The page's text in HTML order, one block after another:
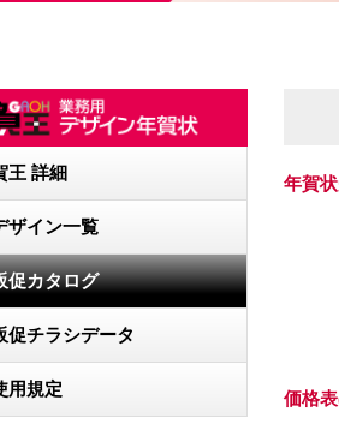
年賀
価格
王 詳細
ザイン一覧
促カタログ
促チラシデータ
用規定